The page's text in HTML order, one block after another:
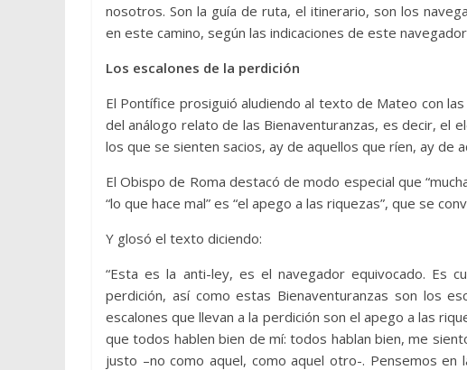
nosotros. Son la guía de ruta, el itinerario, son los
en este camino, según las indicaciones de este
Los escalones de la perdición
El Pontífice prosiguió aludiendo al texto de Mateo con
del análogo relato de las Bienaventuranzas, es decir, el
los que se sienten sacios, ay de aquellos que ríen, ay de
El Obispo de Roma destacó de modo especial que
“lo que hace mal” es “el apego a las riquezas”, que se
Y glosó el texto diciendo:
“Esta es la anti-ley, es el navegador equivocado. Es
perdición, así como estas Bienaventuranzas son los
escalones que llevan a la perdición son el apego a las
que todos hablen bien de mí: todos hablan bien, me
justo –no como aquel, como aquel otro-. Pensemos en